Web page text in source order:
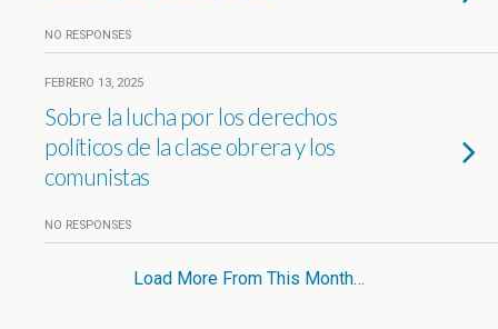
NO RESPONSES
FEBRERO 13, 2025
Sobre la lucha por los derechos
políticos de la clase obrera y los
comunistas
NO RESPONSES
Load More From This Month…